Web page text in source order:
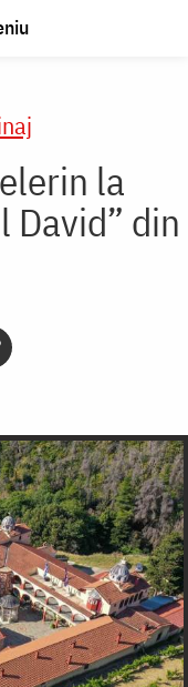
la
David” din